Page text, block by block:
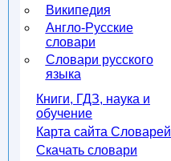
Википедия
Англо-Русские
словари
Словари русского
языка
Книги, ГДЗ, наука и
обучение
Карта сайта Словарей
Скачать словари